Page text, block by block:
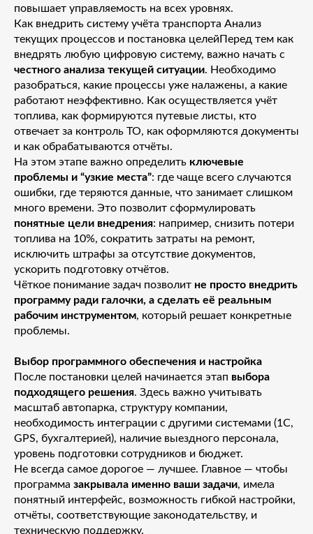
повышает управляемость на всех уровнях.
Как внедрить систему учёта транспорта Анализ
текущих процессов и постановка целейПеред тем как
внедрять любую цифровую систему, важно начать с
честного анализа текущей ситуации. Необходимо
разобраться, какие процессы уже налажены, а какие
работают неэффективно. Как осуществляется учёт
топлива, как формируются путевые листы, кто
отвечает за контроль ТО, как оформляются документы
и как обрабатываются отчёты.
На этом этапе важно определить ключевые
проблемы и “узкие места”: где чаще всего случаются
ошибки, где теряются данные, что занимает слишком
много времени. Это позволит сформулировать
понятные цели внедрения: например, снизить потери
топлива на 10%, сократить затраты на ремонт,
исключить штрафы за отсутствие документов,
ускорить подготовку отчётов.
Чёткое понимание задач позволит не просто внедрить
программу ради галочки, а сделать её реальным
рабочим инструментом, который решает конкретные
проблемы.
Выбор программного обеспечения и настройка
После постановки целей начинается этап выбора
подходящего решения. Здесь важно учитывать
масштаб автопарка, структуру компании,
необходимость интеграции с другими системами (1С,
GPS, бухгалтерией), наличие выездного персонала,
уровень подготовки сотрудников и бюджет.
Не всегда самое дорогое — лучшее. Главное — чтобы
программа закрывала именно ваши задачи, имела
понятный интерфейс, возможность гибкой настройки,
отчёты, соответствующие законодательству, и
техническую поддержку.